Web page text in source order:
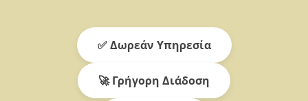
✅ Δωρεάν Υπηρεσία
🚀 Γρήγορη Διάδοση